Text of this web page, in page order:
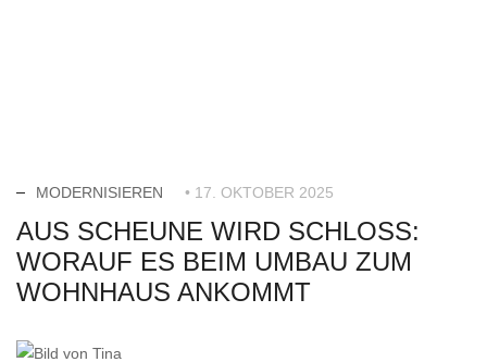
MODERNISIEREN • 17. OKTOBER 2025
AUS SCHEUNE WIRD SCHLOSS:
WORAUF ES BEIM UMBAU ZUM
WOHNHAUS ANKOMMT